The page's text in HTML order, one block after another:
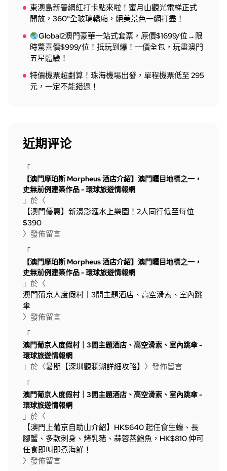
東澳島新晉網紅打卡點來啦！蜜月山觀光電梯正式
開放，360°全玻璃轎廂，絕美景色一網打盡！
Global2澳門豪華一站式套票，原價$1699/位→限
時驚喜價$999/位！抵玩到爆！一價全包，玩盡澳門
五星體驗！
特價機票超劃算！珠海機場出發，單程機票低至 295
元，一定不能錯過！
近期评论
「
【澳門摩珀斯 Morpheus 酒店介紹】澳門矚目地標之一，
史無前例建築作品 - 環球旅遊情報網
」於〈
【澳門優惠】新濠影滙水上樂園！2人同行低至每位
$390
〉發佈留言
「
【澳門摩珀斯 Morpheus 酒店介紹】澳門矚目地標之一，
史無前例建築作品 - 環球旅遊情報網
」於〈
澳門葡京人度假村｜3間主題酒店、高空滑索、室內跳
傘
〉發佈留言
「
澳門葡京人度假村｜3間主題酒店、高空滑索、室內跳傘 -
環球旅遊情報網
」於〈暑期【深圳觀瀾湖詳細攻略】 〉發佈留言
「
澳門葡京人度假村｜3間主題酒店、高空滑索、室內跳傘 -
環球旅遊情報網
」於〈
【澳門上葡京自助山介紹】HK$640 起任食生蠔、長
腳蟹、多款刺身、烤乳豬、蒜蓉蒸鮑魚，HK$810 仲可
任食即叫即煮海鮮！
〉發佈留言